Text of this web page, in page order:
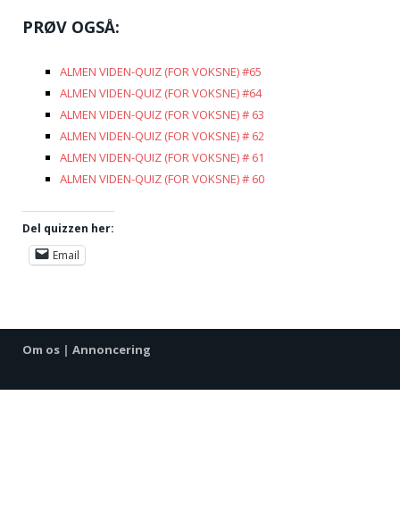
PRØV OGSÅ:
ALMEN VIDEN-QUIZ (FOR VOKSNE) #65
ALMEN VIDEN-QUIZ (FOR VOKSNE) #64
ALMEN VIDEN-QUIZ (FOR VOKSNE) # 63
ALMEN VIDEN-QUIZ (FOR VOKSNE) # 62
ALMEN VIDEN-QUIZ (FOR VOKSNE) # 61
ALMEN VIDEN-QUIZ (FOR VOKSNE) # 60
Del quizzen her:
Email
Om os | Annoncering